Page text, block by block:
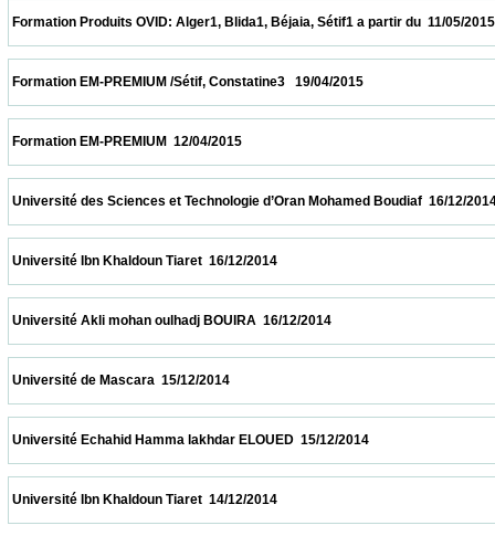
Formation Produits OVID: Alger1, Blida1, Béjaia, Sétif1 a partir
Formation EM-PREMIUM /Sétif, Constatine3   19/04/2015
Formation EM-PREMIUM  12/04/2015
Université des Sciences et Technologie d’Oran Mohamed
Université Ibn Khaldoun Tiaret  16/12/2014
Université Akli mohan oulhadj BOUIRA  16/12/2014
Université de Mascara  15/12/2014
Université Echahid Hamma lakhdar ELOUED  15/12/2014
Université Ibn Khaldoun Tiaret  14/12/2014